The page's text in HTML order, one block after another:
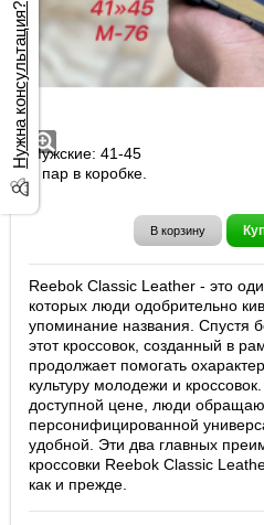
Кроссовки Reebok
Мужские: 41-45
8 пар в коробке.
В корзину
Reebok Classic Leather - это
которых люди одобрительно
упоминание названия. Спустя
этот кроссовок, созданный в
продолжает помогать
культуру молодежи и
доступной цене, люди
персонифицированной
удобной. Эти два главных
кроссовки Reebok Classic
как и прежде.
Нужна консультация?